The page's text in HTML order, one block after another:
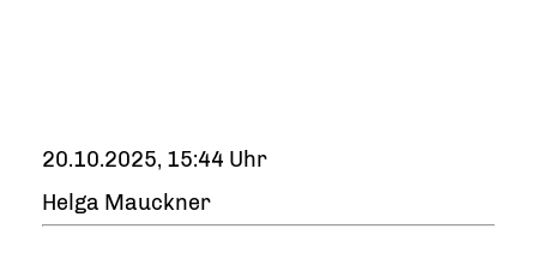
20.10.2025, 15:44 Uhr
Helga Mauckner